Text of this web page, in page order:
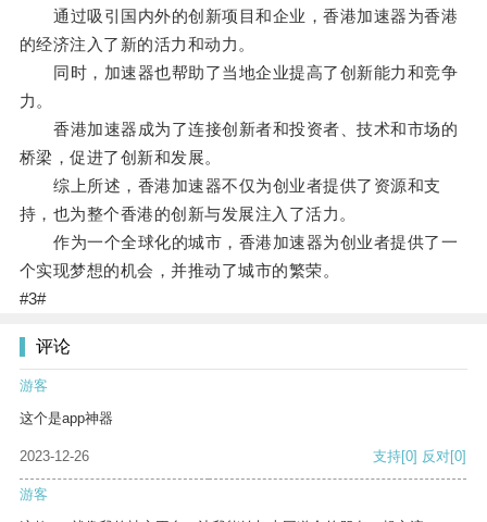
通过吸引国内外的创新项目和企业，香港加速器为香港
的经济注入了新的活力和动力。
同时，加速器也帮助了当地企业提高了创新能力和竞争
力。
香港加速器成为了连接创新者和投资者、技术和市场的
桥梁，促进了创新和发展。
综上所述，香港加速器不仅为创业者提供了资源和支
持，也为整个香港的创新与发展注入了活力。
作为一个全球化的城市，香港加速器为创业者提供了一
个实现梦想的机会，并推动了城市的繁荣。
#3#
评论
游客
这个是app神器
2023-12-26 支持[0] 反对[0]
游客